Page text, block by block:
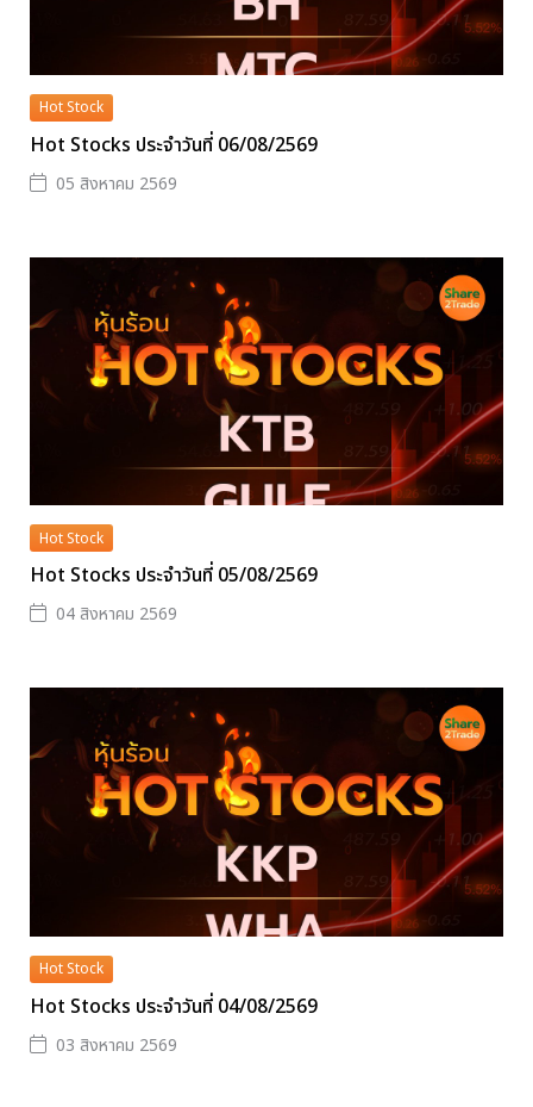
Hot Stock
Hot Stocks ประจำวันที่ 06/08/2569
05 สิงหาคม 2569
Hot Stock
Hot Stocks ประจำวันที่ 05/08/2569
04 สิงหาคม 2569
Hot Stock
Hot Stocks ประจำวันที่ 04/08/2569
03 สิงหาคม 2569